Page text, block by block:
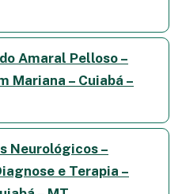
Amaral Pelloso –
Mariana – Cuiabá –
Neurológicos –
e Terapia –